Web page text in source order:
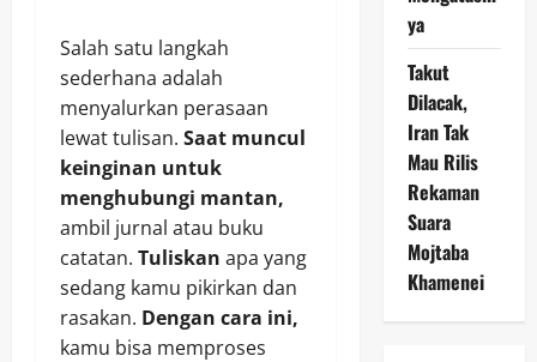
Salah satu langkah
sederhana adalah
menyalurkan perasaan
lewat tulisan. Saat muncul
keinginan untuk
menghubungi mantan,
ambil jurnal atau buku
catatan. Tuliskan apa yang
sedang kamu pikirkan dan
rasakan. Dengan cara ini,
kamu bisa memproses
ya
Takut
Dilacak,
Iran Tak
Mau Rilis
Rekaman
Suara
Mojtaba
Khamenei